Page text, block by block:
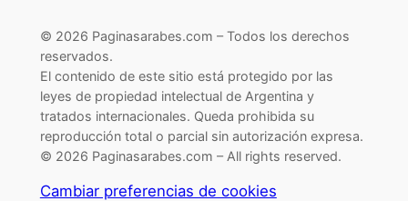
© 2026 Paginasarabes.com – Todos los derechos
reservados.
El contenido de este sitio está protegido por las
leyes de propiedad intelectual de Argentina y
tratados internacionales. Queda prohibida su
reproducción total o parcial sin autorización expresa.
© 2026 Paginasarabes.com – All rights reserved.
Cambiar preferencias de cookies